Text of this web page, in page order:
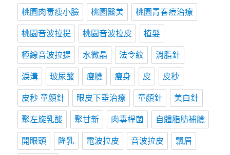
桃園肉毒瘦小臉 桃園醫美 桃園青春痘治療
桃園音波拉提 桃園音波拉皮 植髮
極線音波拉提 水微晶 法令紋 消脂針
淚溝 玻尿酸 瘦臉 瘦身 皮 皮秒
皮秒 童顏針 眼皮下垂治療 童顏針 美白針
聚左旋乳酸 聚甘新 肉毒桿菌 自體脂肪補臉
開眼頭 隆乳 電波拉皮 音波拉皮 飄眉